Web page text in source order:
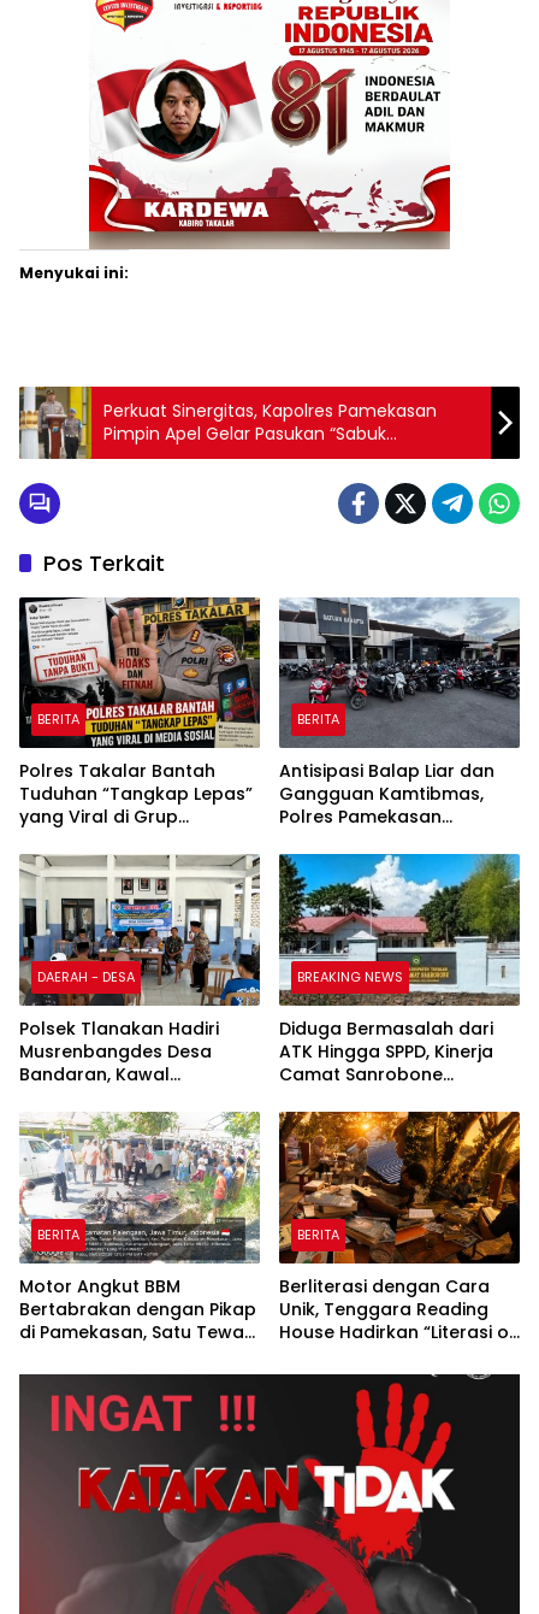
Menyukai ini:
Perkuat Sinergitas, Kapolres Pamekasan
Pimpin Apel Gelar Pasukan “Sabuk
Kamtibmas” 2026
Pos Terkait
BERITA
Polres Takalar Bantah
Tuduhan “Tangkap Lepas”
yang Viral di Grup
BERITA
Antisipasi Balap Liar dan
Gangguan Kamtibmas,
Polres Pamekasan
Motor
DAERAH - DESA
Polsek Tlanakan Hadiri
Musrenbangdes Desa
Bandaran, Kawal
Pembangunan Tepat
Sasaran
BREAKING NEWS
Diduga Bermasalah dari
ATK Hingga SPPD, Kinerja
Camat Sanrobone
BERITA
Motor Angkut BBM
Bertabrakan dengan Pikap
di Pamekasan, Satu Tewas
BERITA
Berliterasi dengan Cara
Unik, Tenggara Reading
House Hadirkan “Literasi on
Atas Atap Sembari
Menikmati Senja